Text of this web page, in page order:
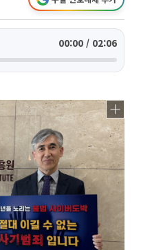
00:00 / 02:06